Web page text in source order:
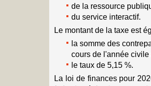
de la ressource
du service interactif.
Le montant de la taxe est
la somme des
cours de l'année
le taux de 5,15 %.
La loi de finances pour